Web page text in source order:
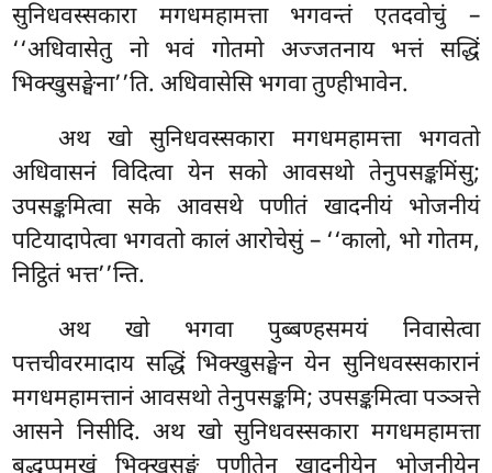
सुनिधवस्सकारा मगधमहामत्ता भगवन्तं एतदवोचुं –
‘‘अधिवासेतु नो भवं गोतमो अज्जतनाय भत्तं सद्धिं
भिक्खुसङ्घेना’’ति. अधिवासेसि भगवा तुण्हीभावेन.
अथ खो सुनिधवस्सकारा मगधमहामत्ता भगवतो
अधिवासनं विदित्वा येन सको आवसथो तेनुपसङ्कमिंसु;
उपसङ्कमित्वा सके आवसथे पणीतं खादनीयं भोजनीयं
पटियादापेत्वा भगवतो कालं आरोचेसुं – ‘‘कालो, भो गोतम,
निट्ठितं भत्त’’न्ति.
अथ खो भगवा पुब्बण्हसमयं निवासेत्वा
पत्तचीवरमादाय सद्धिं भिक्खुसङ्घेन येन सुनिधवस्सकारानं
मगधमहामत्तानं आवसथो तेनुपसङ्कमि; उपसङ्कमित्वा पञ्ञत्ते
आसने निसीदि. अथ खो सुनिधवस्सकारा मगधमहामत्ता